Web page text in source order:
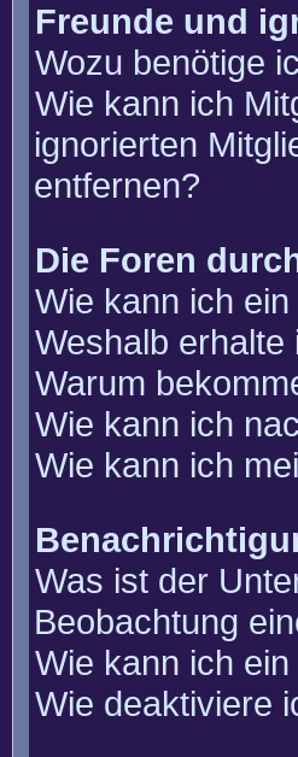
Freunde und
Wozu benötige
Wie kann ich
ignorierten
entfernen?
Die Foren
Wie kann ich
Weshalb
Warum
Wie kann ich
Wie kann ich
Was ist der
Beobachtung
Wie kann ich
Wie deaktiviere